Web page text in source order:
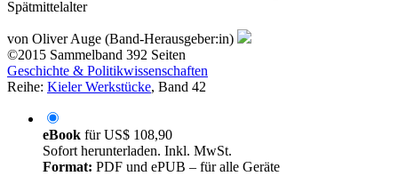
Spätmittelalter
von Oliver Auge (Band-Herausgeber:in)
©2015 Sammelband 392 Seiten
Geschichte & Politikwissenschaften
Reihe: Kieler Werkstücke, Band 42
eBook fürUS$ 108,90
Sofort herunterladen. Inkl. MwSt.
Format: PDF und ePUB – für alle Geräte